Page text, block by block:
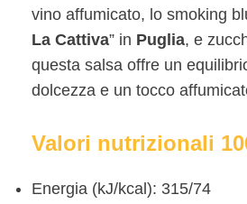
vino affumicato, lo smoking
La Cattiva” in Puglia, e
questa salsa offre un
dolcezza e un tocco
Valori nutrizionali
Energia (kJ/kcal): 315/74